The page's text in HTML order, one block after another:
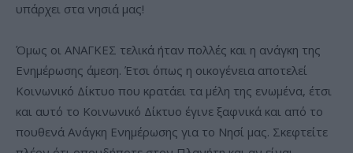
υπάρχει στα νησιά μας!
Όμως οι ΑΝΑΓΚΕΣ τελικά ήταν πολλές και η ανάγκη της
Ενημέρωσης άμεση. Έτσι όπως η οικογένεια αποτελεί
Κοινωνικό Δίκτυο που κρατάει τα μέλη της ενωμένα, έτσι
και αυτό το Κοινωνικό Δίκτυο έγινε ξαφνικά και από το
πουθενά Ανάγκη Ενημέρωσης για το Νησί μας. Σκεφτείτε